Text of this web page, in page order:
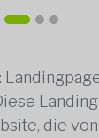
die